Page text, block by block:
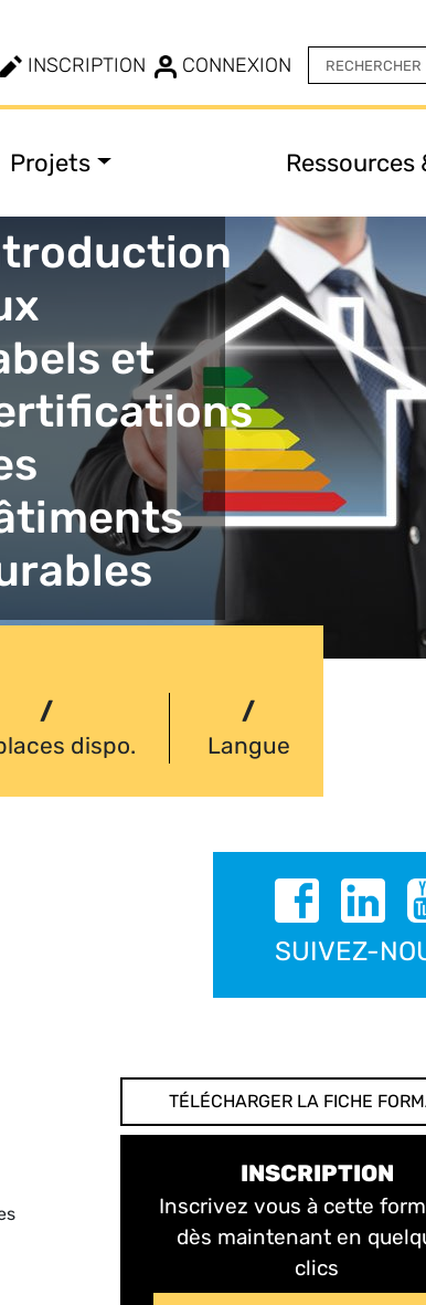
INSCRIPTION CONNEXION
Projets Ressources
et
/
dispo.
/
Langue
SUIVEZ-
TÉLÉCHARGER LA FICHE
INSCRIPTION
Inscrivez vous à cette
dès maintenant en
clics